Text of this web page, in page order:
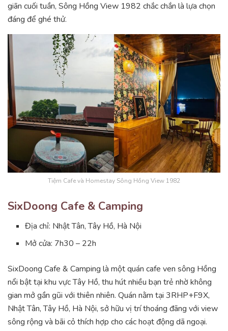
giãn cuối tuần, Sông Hồng View 1982 chắc chắn là lựa chọn
đáng để ghé thử.
Tiệm Cafe và Homestay Sông Hồng View 1982
SixDoong Cafe & Camping
Địa chỉ: Nhật Tân, Tây Hồ, Hà Nội
Mở cửa: 7h30 – 22h
SixDoong Cafe & Camping là một quán cafe ven sông Hồng
nổi bật tại khu vực Tây Hồ, thu hút nhiều bạn trẻ nhờ không
gian mở gần gũi với thiên nhiên. Quán nằm tại 3RHP+F9X,
Nhật Tân, Tây Hồ, Hà Nội, sở hữu vị trí thoáng đãng với view
sông rộng và bãi cỏ thích hợp cho các hoạt động dã ngoại.